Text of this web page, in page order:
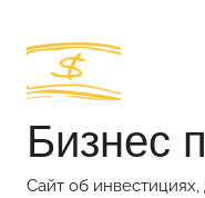
содержимому
Бизнес
Сайт об